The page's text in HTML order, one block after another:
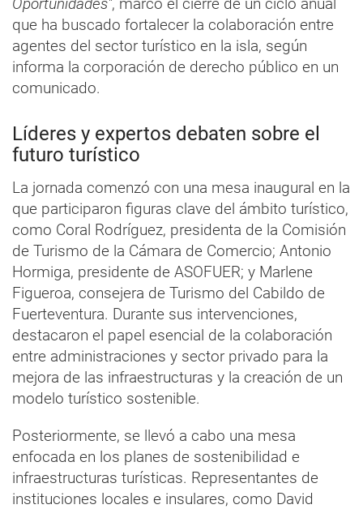
que ha buscado fortalecer la colaboración entre
agentes del sector turístico en la isla, según
informa la corporación de derecho público en un
comunicado.
Líderes y expertos debaten sobre el
futuro turístico
La jornada comenzó con una mesa inaugural en la
que participaron figuras clave del ámbito turístico,
como Coral Rodríguez, presidenta de la Comisión
de Turismo de la Cámara de Comercio; Antonio
Hormiga, presidente de ASOFUER; y Marlene
Figueroa, consejera de Turismo del Cabildo de
Fuerteventura. Durante sus intervenciones,
destacaron el papel esencial de la colaboración
entre administraciones y sector privado para la
mejora de las infraestructuras y la creación de un
modelo turístico sostenible.
Posteriormente, se llevó a cabo una mesa
enfocada en los planes de sostenibilidad e
infraestructuras turísticas. Representantes de
instituciones locales e insulares, como David